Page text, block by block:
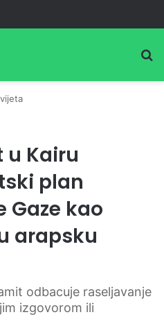
Kairu
plan
Gaze kao
arapsku
odbacuje raseljavanje
izgovorom ili